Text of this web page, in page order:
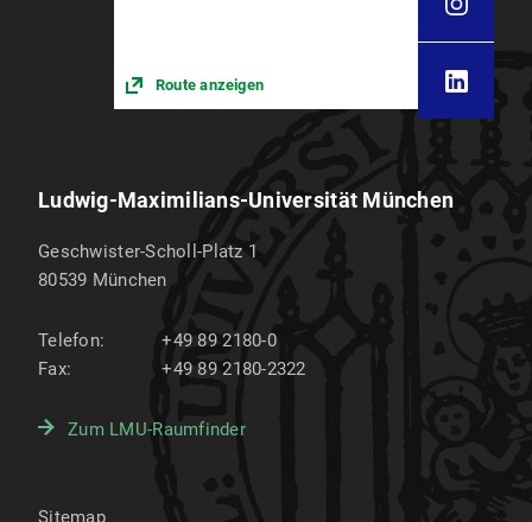
Route anzeigen
Ludwig-Maximilians-Universität München
Geschwister-Scholl-Platz 1
80539 München
Telefon:
+49 89 2180-0
Fax:
+49 89 2180-2322
Zum LMU-Raumfinder
Sitemap